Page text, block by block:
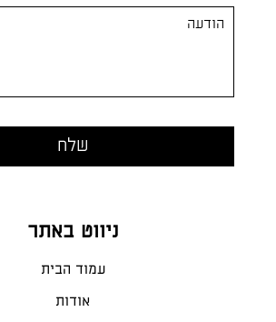
ניווט באתר
עמוד הבית
אודות